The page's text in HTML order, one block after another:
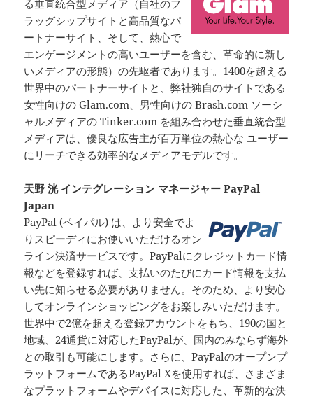
る垂直統合型メディア（自社のフ
ラッグシップサイトと高品質なパ
ートナーサイト、そして、熱心で
エンゲージメントの高いユーザーを含む、革命的に新し
いメディアの形態）の先駆者であります。1400を超える
世界中のパートナーサイトと、弊社独自のサイトである
女性向けの Glam.com、男性向けの Brash.com ソーシ
ャルメディアの Tinker.com を組み合わせた垂直統合型
メディアは、優良な広告主が百万単位の熱心な ユーザー
にリーチできる効率的なメディアモデルです。
天野 洸 インテグレーション マネージャー PayPal
Japan
PayPal (ペイパル) は、より安全でよ
りスピーディにお使いいただけるオン
ライン決済サービスです。PayPalにクレジットカード情
報などを登録すれば、支払いのたびにカード情報を支払
い先に知らせる必要がありません。そのため、より安心
してオンラインショッピングをお楽しみいただけます。
世界中で2億を超える登録アカウントをもち、190の国と
地域、24通貨に対応したPayPalが、国内のみならず海外
との取引も可能にします。さらに、PayPalのオープンプ
ラットフォームであるPayPal Xを使用すれば、さまざま
なプラットフォームやデバイスに対応した、革新的な決